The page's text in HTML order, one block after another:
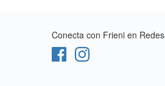
Conecta con Frieni en